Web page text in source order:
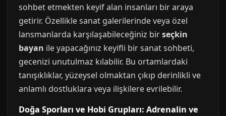
sohbet etmekten keyif alan insanları bir araya
getirir. Özellikle sanat galerilerinde veya özel
lansmanlarda karşılaşabileceğiniz birseçkin
bayan ile yapacağınız keyifli bir sanat sohbeti,
gecenizi unutulmaz kılabilir. Bu ortamlardaki
tanışıklıklar, yüzeysel olmaktan çıkıp derinlikli ve
anlamlı dostluklara veya ilişkilere evrilebilir.
Doğa Sporları ve Hobi Grupları: Adrenalin ve